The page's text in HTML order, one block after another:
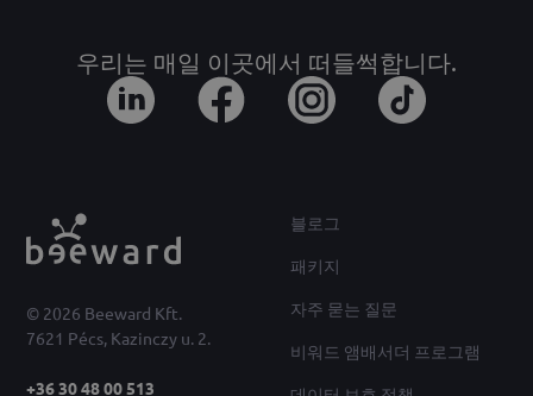
© 2026 Beeward Kft.
7621 Pécs, Kazinczy u. 2.
+36 30 48 00 513
우리는 매일 이곳에서 떠들썩합니다.
블로그
패키지
자주 묻는 질문
비워드 앰배서더 프로그램